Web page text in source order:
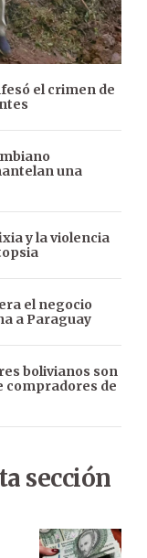
el crimen de
una
y la violencia
el negocio
a Paraguay
bolivianos son
compradores de
sección